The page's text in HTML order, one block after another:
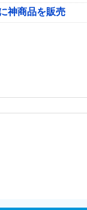
神商品を販売